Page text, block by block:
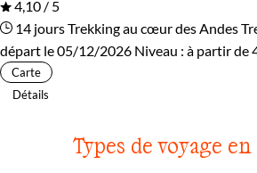
4,10 / 5
14 joursTrekking au cœur des Andes
départ le 05/12/2026 Niveau : à partir de
Carte
Détails
Types de voyage